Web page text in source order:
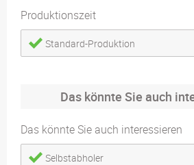
Produktionszeit
Standard-Produktion
Das könnte Sie auch
Das könnte Sie auch interessieren
Selbstabholer